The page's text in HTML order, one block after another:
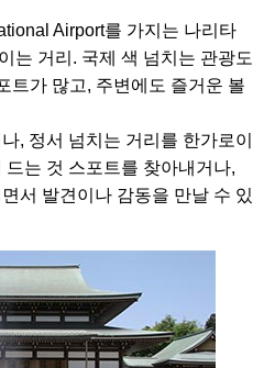
Airport를 가지는 나리타
는 거리. 국제 색 넘치는 관광도
트가 많고, 주변에도 즐거운 볼
, 정서 넘치는 거리를 한가로이
는 것 스포트를 찾아내거나,
서 발견이나 감동을 만날 수 있